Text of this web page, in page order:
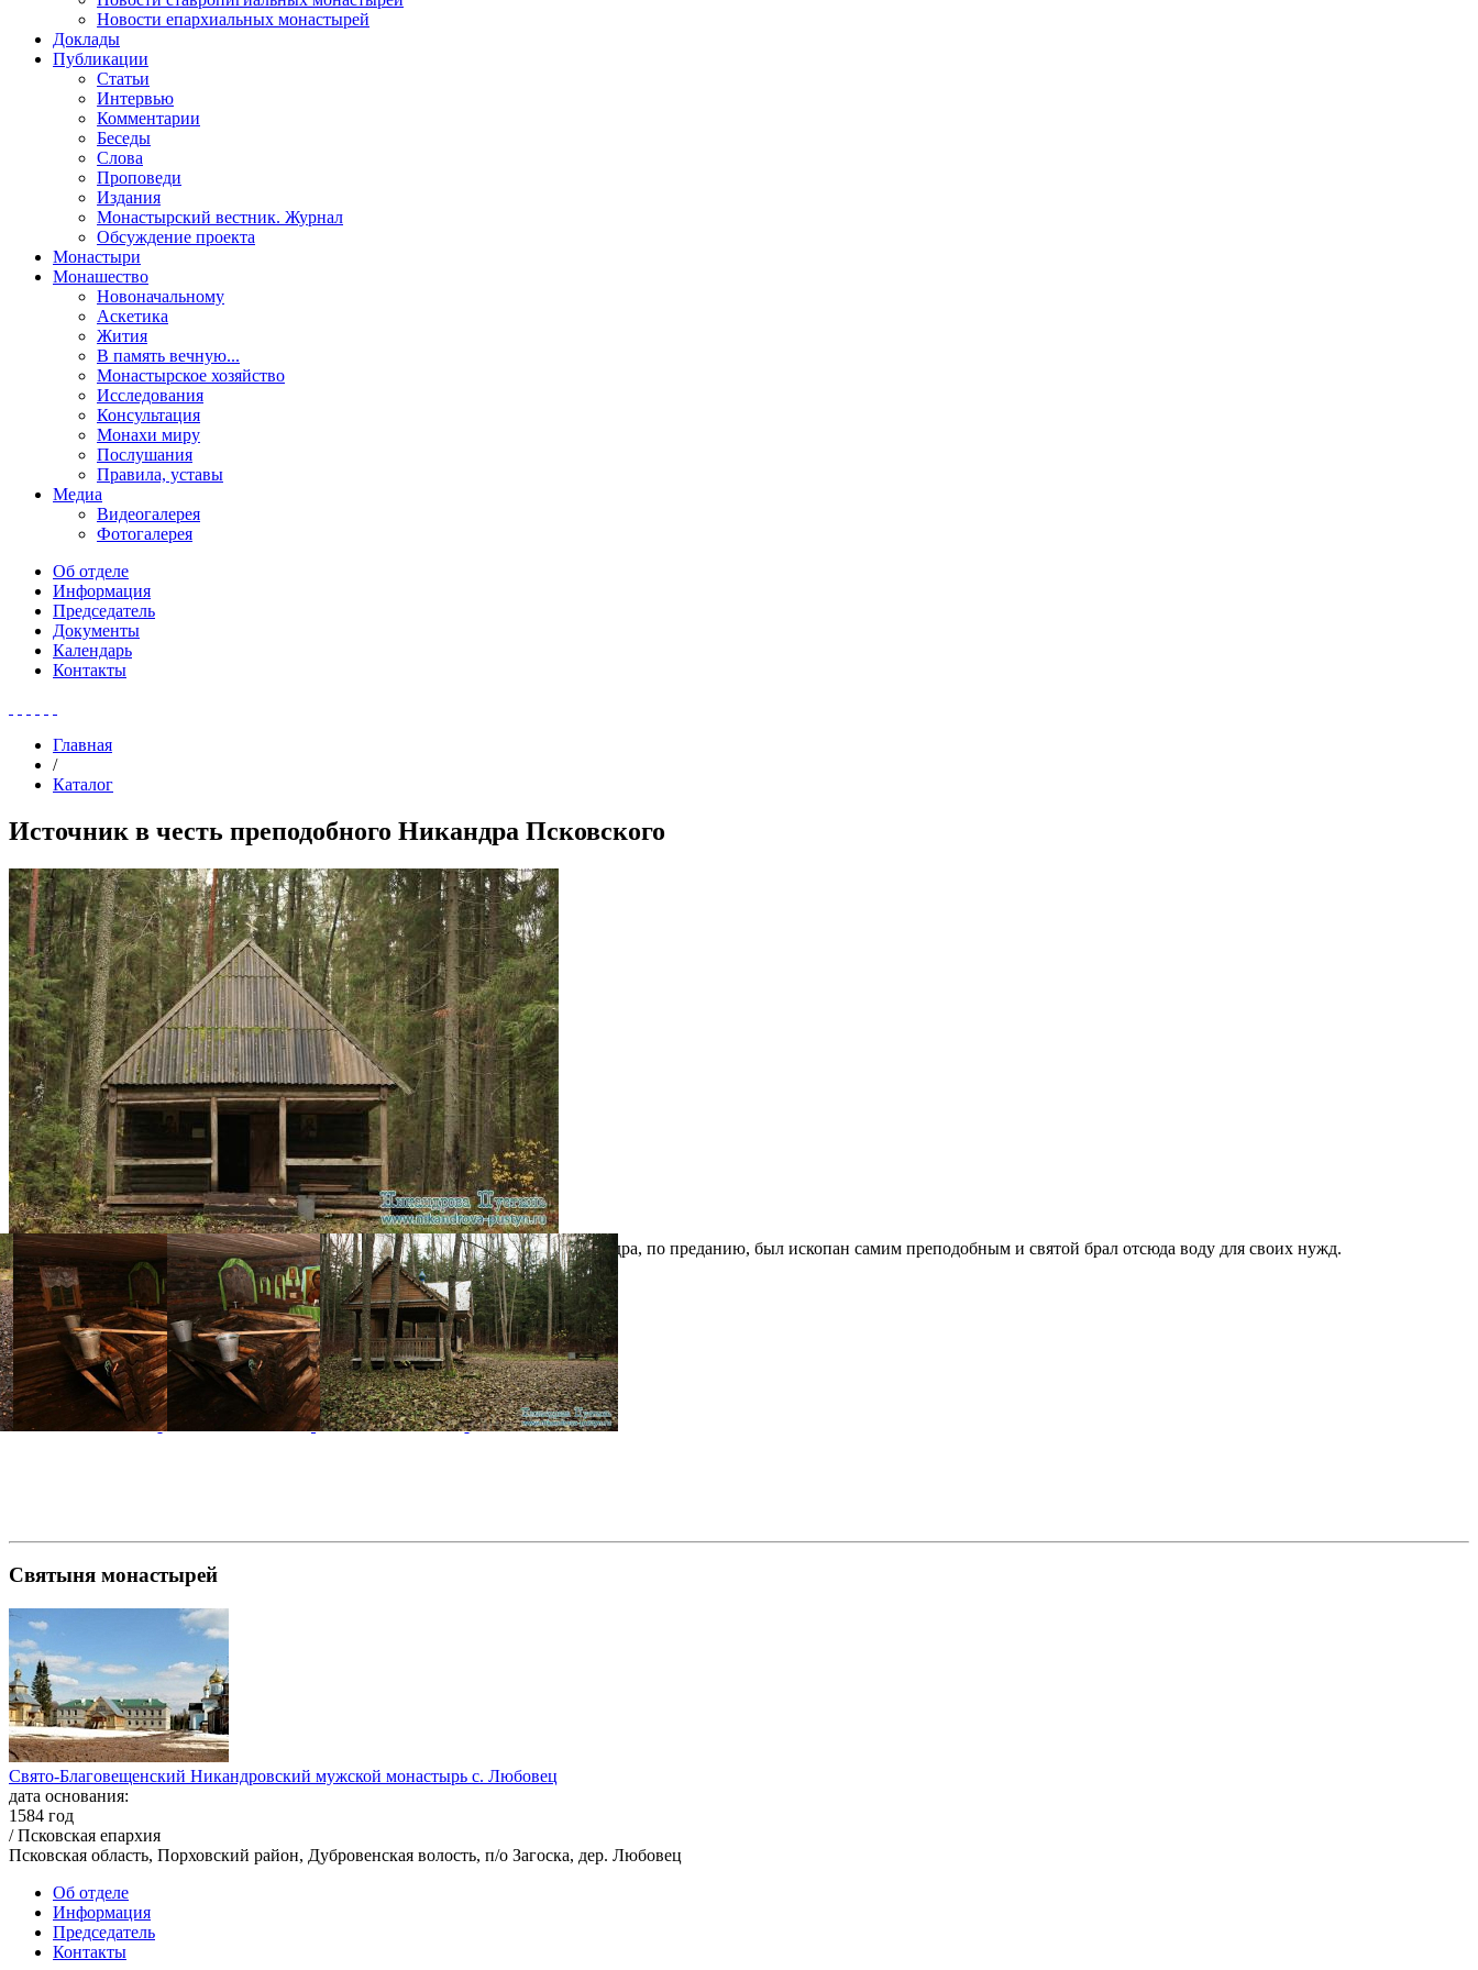
Новости епархиальных монастырей
Доклады
Публикации
Статьи
Интервью
Комментарии
Беседы
Слова
Проповеди
Издания
Монастырский вестник. Журнал
Обсуждение проекта
Монастыри
Монашество
Новоначальному
Аскетика
Жития
В память вечную...
Монастырское хозяйство
Исследования
Консультация
Монахи миру
Послушания
Правила, уставы
Медиа
Видеогалерея
Фотогалерея
Об отделе
Информация
Председатель
Документы
Календарь
Контакты
Главная
/
Каталог
Источник в честь преподобного Никандра Псковского
На юг от обители расположен Никандровский источник. Источник прп. Никандра, по преданию, был ископан самим преподобным и святой брал отсюда воду для своих нужд.
Галерея
Святыня монастырей
Свято-Благовещенский Никандровский мужской монастырь с. Любовец
дата основания:
1584 год
/ Псковская епархия
Псковская область, Порховский район, Дубровенская волость, п/о Загоска, дер. Любовец
Об отделе
Информация
Председатель
Контакты